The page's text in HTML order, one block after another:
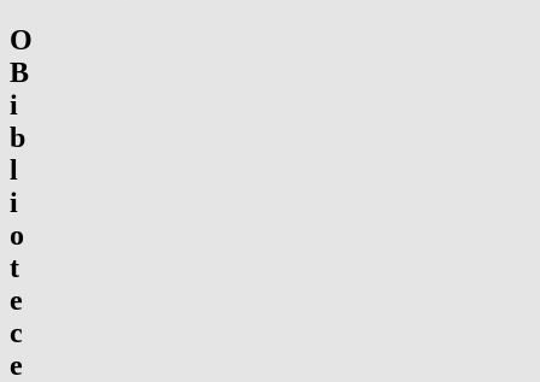
O
B
i
b
l
i
o
t
e
c
e